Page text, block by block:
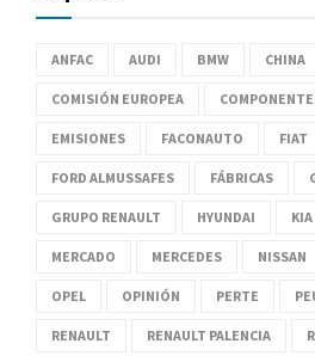
ANFAC AUDI BMW CHINA
COMISIÓN EUROPEA
EMISIONES FACONAUTO FIAT
FORD ALMUSSAFES FÁBRICAS
GRUPO RENAULT HYUNDAI KIA
MERCADO MERCEDES NISSAN
OPEL OPINIÓN PERTE
RENAULT RENAULT PALENCIA